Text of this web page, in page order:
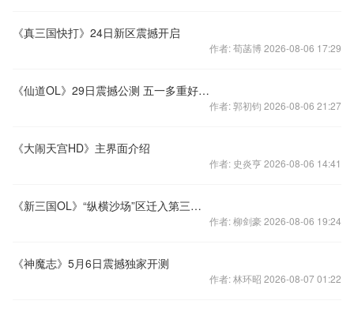
《真三国快打》24日新区震撼开启
作者: 荀菡博 2026-08-06 17:29
《仙道OL》29日震撼公测 五一多重好礼送不停
作者: 郭初钧 2026-08-06 21:27
《大闹天宫HD》主界面介绍
作者: 史炎亨 2026-08-06 14:41
《新三国OL》“纵横沙场”区迁入第三争霸服公告
作者: 柳剑豪 2026-08-06 19:24
《神魔志》5月6日震撼独家开测
作者: 林环昭 2026-08-07 01:22